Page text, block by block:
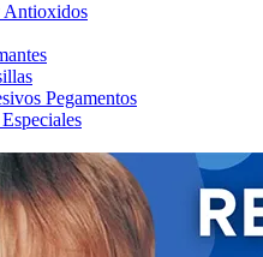
Antioxidos
Pegamentos